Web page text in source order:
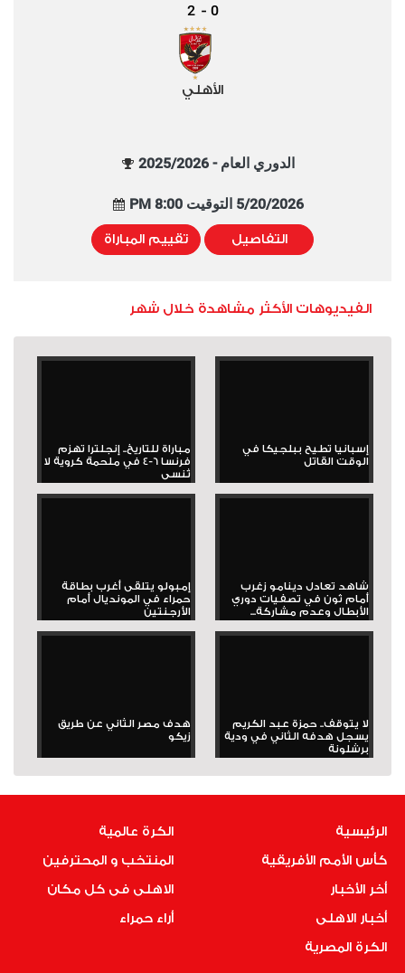
0
-
2
الأهلي
الدوري العام - 2025/2026
5/20/2026 التوقيت 8:00 PM
التفاصيل تقييم المباراة
الفيديوهات الأكثر مشاهدة خلال شهر
إسبانيا تطيح ببلجيكا في
الوقت القاتل
مباراة للتاريخ.. إنجلترا تهزم
فرنسا 6-4 في ملحمة كروية لا
تُنسى
شاهد تعادل دينامو زغرب
أمام ثون في تصفيات دوري
الأبطال وعدم مشاركة...
إمبولو يتلقى أغرب بطاقة
حمراء في المونديال أمام
الأرجنتين
لا يتوقف.. حمزة عبد الكريم
يسجل هدفه الثاني في ودية
برشلونة
هدف مصر الثاني عن طريق
زيكو
الرئيسية
كأس الأمم الأفريقية
أخر الأخبار
أخبار الاهلى
الكرة المصرية
الكرة عالمية
المنتخب و المحترفين
الاهلى فى كل مكان
أراء حمراء